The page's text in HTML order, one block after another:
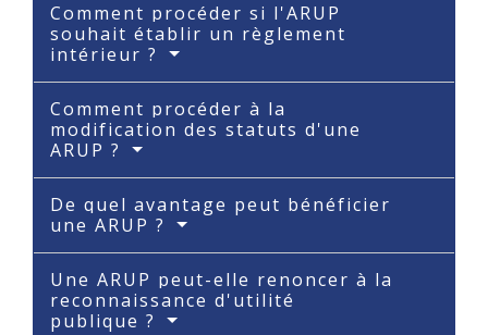
Comment procéder si l'ARUP
souhait établir un règlement
intérieur ?
Comment procéder à la
modification des statuts d'une
ARUP ?
De quel avantage peut bénéficier
une ARUP ?
Une ARUP peut-elle renoncer à la
reconnaissance d'utilité
publique ?